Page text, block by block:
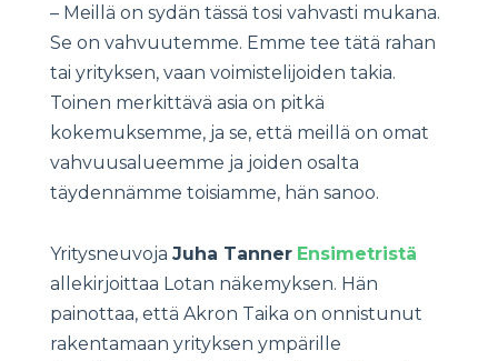
– Meillä on sydän tässä tosi vahvasti mukana.
Se on vahvuutemme. Emme tee tätä rahan
tai yrityksen, vaan voimistelijoiden takia.
Toinen merkittävä asia on pitkä
kokemuksemme, ja se, että meillä on omat
vahvuusalueemme ja joiden osalta
täydennämme toisiamme, hän sanoo.
Yritysneuvoja Juha Tanner Ensimetristä
allekirjoittaa Lotan näkemyksen. Hän
painottaa, että Akron Taika on onnistunut
rakentamaan yrityksen ympärille